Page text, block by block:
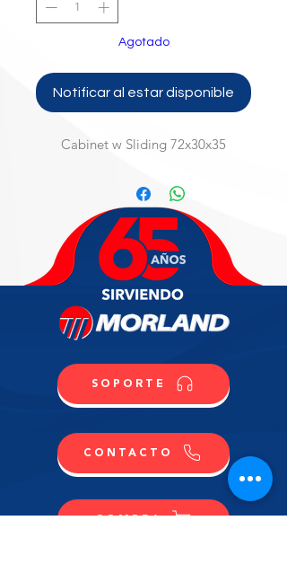
Agotado
Notificar al estar disponible
Cabinet w Sliding 72x30x35
SOPORTE
CONTACTO
COMPRA